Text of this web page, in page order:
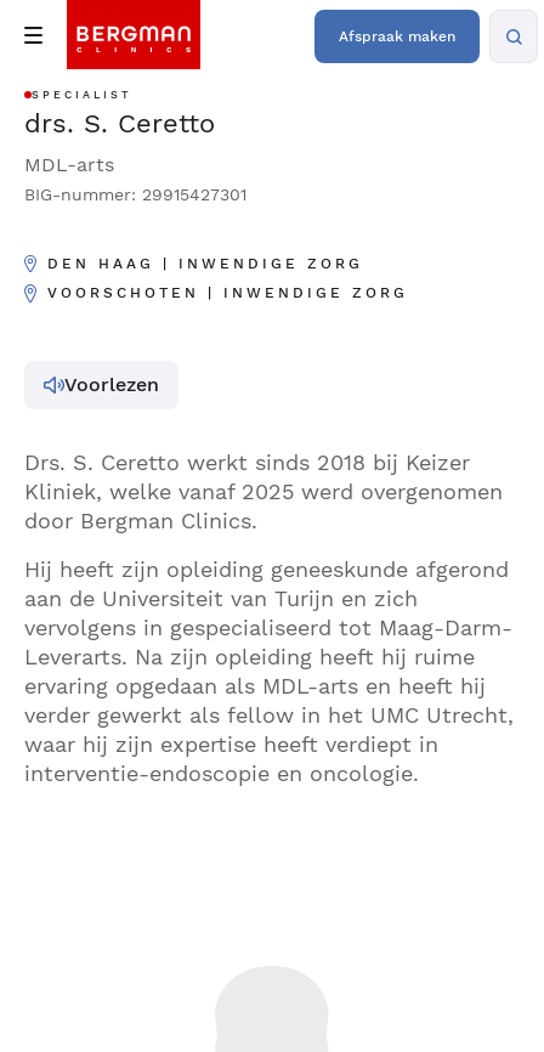
Afspraak maken
SPECIALIST
drs. S. Ceretto
MDL-arts
BIG-nummer: 29915427301
DEN HAAG | INWENDIGE ZORG
VOORSCHOTEN | INWENDIGE ZORG
Voorlezen
Drs. S. Ceretto werkt sinds 2018 bij Keizer
Kliniek, welke vanaf 2025 werd overgenomen
door Bergman Clinics.
Hij heeft zijn opleiding geneeskunde afgerond
aan de Universiteit van Turijn en zich
vervolgens in gespecialiseerd tot Maag-Darm-
Leverarts. Na zijn opleiding heeft hij ruime
ervaring opgedaan als MDL-arts en heeft hij
verder gewerkt als fellow in het UMC Utrecht,
waar hij zijn expertise heeft verdiept in
interventie-endoscopie en oncologie.